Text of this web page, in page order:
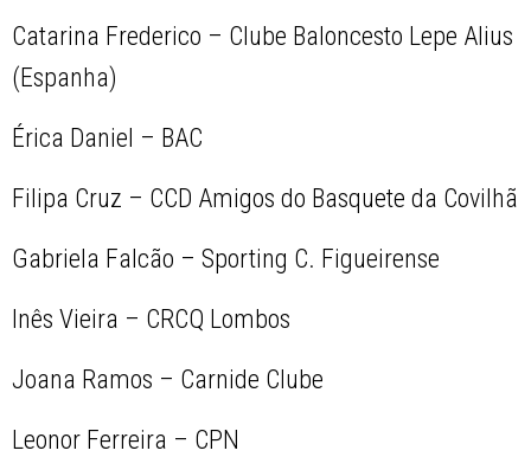
Catarina Frederico – Clube Baloncesto Lepe Alius
(Espanha)
Érica Daniel – BAC
Filipa Cruz – CCD Amigos do Basquete da Covilhã
Gabriela Falcão – Sporting C. Figueirense
Inês Vieira – CRCQ Lombos
Joana Ramos – Carnide Clube
Leonor Ferreira – CPN